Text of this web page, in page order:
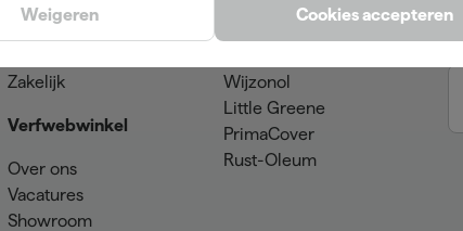
Cookies accepteren
Weigeren
Verzenden & retourneren
Zakelijk
Verfwebwinkel
Over ons
Vacatures
Showroom
Wijzonol
Little Greene
PrimaCover
Rust-Oleum